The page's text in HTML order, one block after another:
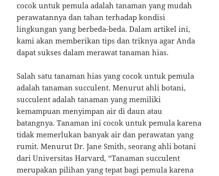
cocok untuk pemula adalah tanaman yang mudah
perawatannya dan tahan terhadap kondisi
lingkungan yang berbeda-beda. Dalam artikel ini,
kami akan memberikan tips dan triknya agar Anda
dapat sukses dalam merawat tanaman hias.
Salah satu tanaman hias yang cocok untuk pemula
adalah tanaman succulent. Menurut ahli botani,
succulent adalah tanaman yang memiliki
kemampuan menyimpan air di daun atau
batangnya. Tanaman ini cocok untuk pemula karena
tidak memerlukan banyak air dan perawatan yang
rumit. Menurut Dr. Jane Smith, seorang ahli botani
dari Universitas Harvard, “Tanaman succulent
merupakan pilihan yang tepat bagi pemula karena